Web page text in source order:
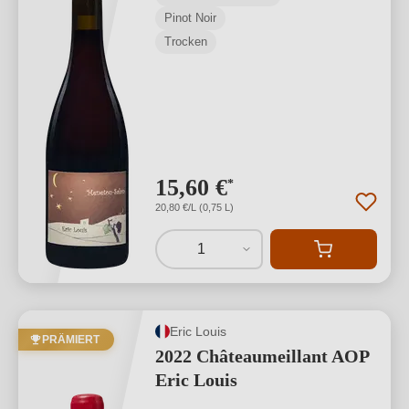
Pinot Noir
Trocken
15,60 €*
20,80 €/L (0,75 L)
1
PRÄMIERT
Eric Louis
2022 Châteaumeillant AOP
Eric Louis